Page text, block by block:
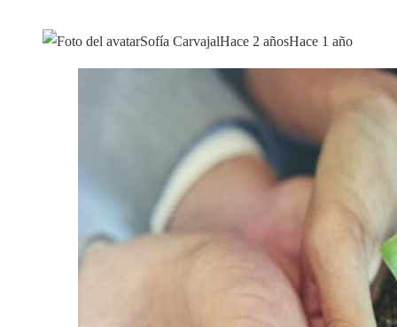
Sofía CarvajalHace 2 añosHace 1 año